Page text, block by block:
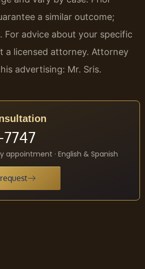
a similar outcome;
For advice about your specific
a licensed attorney. Attorney
advertising: Mr. Sris.
appointment · English & Spanish